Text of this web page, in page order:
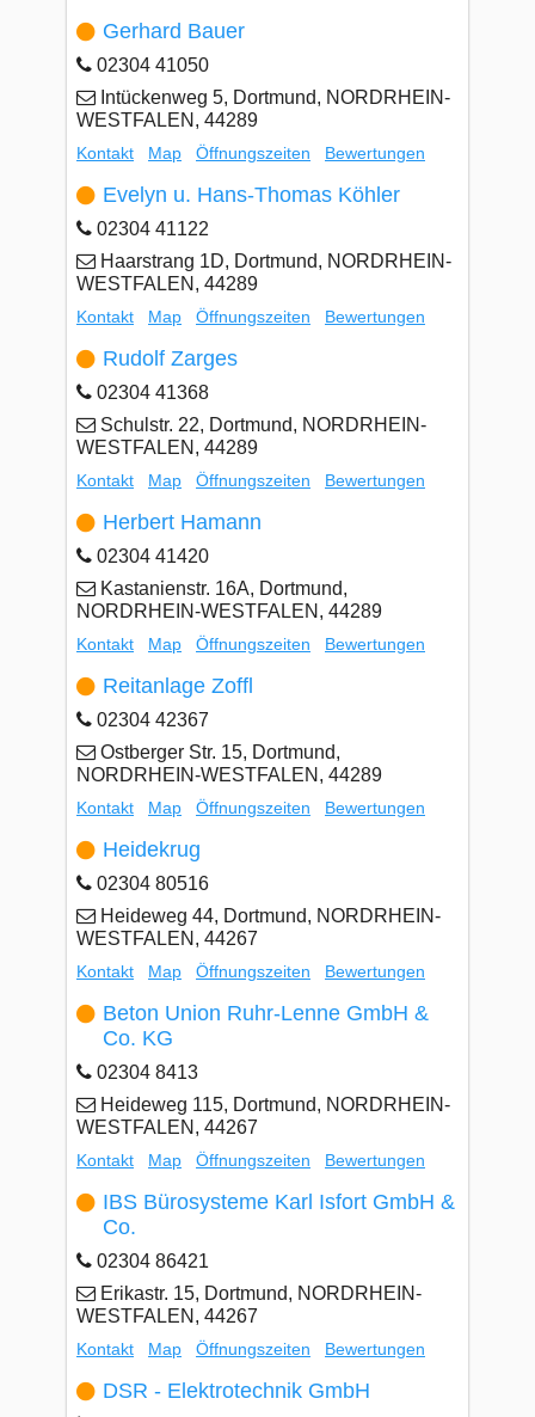
Gerhard Bauer
02304 41050
Intückenweg 5, Dortmund, NORDRHEIN-
WESTFALEN, 44289
Kontakt Map Öffnungszeiten Bewertungen
Evelyn u. Hans-Thomas Köhler
02304 41122
Haarstrang 1D, Dortmund, NORDRHEIN-
WESTFALEN, 44289
Kontakt Map Öffnungszeiten Bewertungen
Rudolf Zarges
02304 41368
Schulstr. 22, Dortmund, NORDRHEIN-
WESTFALEN, 44289
Kontakt Map Öffnungszeiten Bewertungen
Herbert Hamann
02304 41420
Kastanienstr. 16A, Dortmund,
NORDRHEIN-WESTFALEN, 44289
Kontakt Map Öffnungszeiten Bewertungen
Reitanlage Zoffl
02304 42367
Ostberger Str. 15, Dortmund,
NORDRHEIN-WESTFALEN, 44289
Kontakt Map Öffnungszeiten Bewertungen
Heidekrug
02304 80516
Heideweg 44, Dortmund, NORDRHEIN-
WESTFALEN, 44267
Kontakt Map Öffnungszeiten Bewertungen
Beton Union Ruhr-Lenne GmbH &
Co. KG
02304 8413
Heideweg 115, Dortmund, NORDRHEIN-
WESTFALEN, 44267
Kontakt Map Öffnungszeiten Bewertungen
IBS Bürosysteme Karl Isfort GmbH &
Co.
02304 86421
Erikastr. 15, Dortmund, NORDRHEIN-
WESTFALEN, 44267
Kontakt Map Öffnungszeiten Bewertungen
DSR - Elektrotechnik GmbH